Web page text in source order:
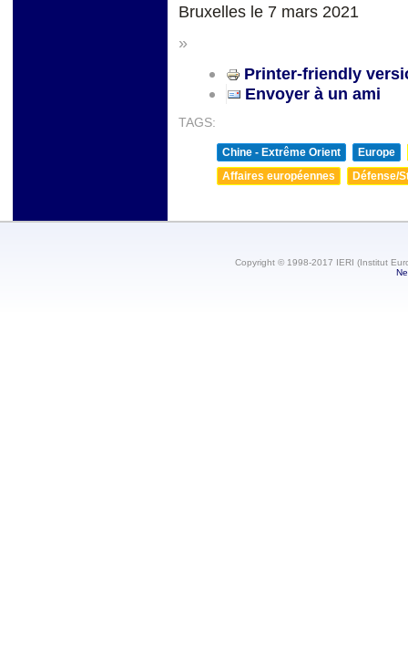
Bruxelles le 7 mars 2021
»
Printer-friendly
Envoyer à un ami
TAGS:
Chine - Extrême Orient
Europe
Affaires européennes
Défense/
Copyright © 1998-2017 IERI (Institut